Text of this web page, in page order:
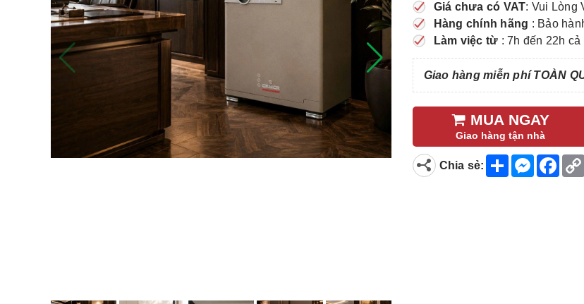
Giá chưa có VAT: Vui Lòng
Hàng chính hãng : Bảo
Làm việc từ : 7h đến 22h
Giao hàng miễn phí TOÀN
MUA NGAY
Giao hàng tận nhà
Chia sẻ:
S
h
M
e
F